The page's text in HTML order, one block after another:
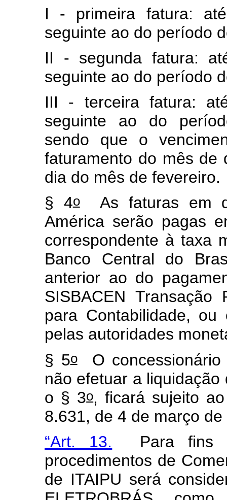
I - primeira fatura:
seguinte ao do período
II - segunda fatura:
seguinte ao do período
III - terceira fatura:
seguinte ao do
sendo que o
faturamento do mês de
dia do mês de fevereiro.
§ 4oAs faturas em
América serão pagas
correspondente à taxa
Banco Central do
anterior ao do
SISBACEN Transação
para Contabilidade,
pelas autoridades
§ 5oO concessionário
não efetuar a
o § 3o, ficará sujeito
8.631, de 4 de março de
“Art. 13. Para fins
procedimentos de
de ITAIPU será